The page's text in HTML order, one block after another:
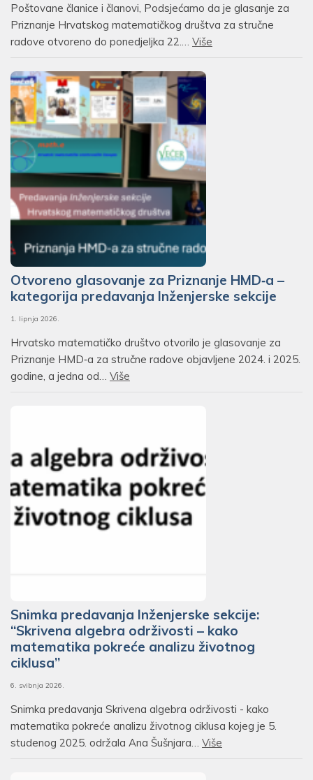
Poštovane članice i članovi, Podsjećamo da je glasanje za
Priznanje Hrvatskog matematičkog društva za stručne
radove otvoreno do ponedjeljka 22.… Više
Otvoreno glasovanje za Priznanje HMD‑a –
kategorija predavanja Inženjerske sekcije
1. lipnja 2026.
Hrvatsko matematičko društvo otvorilo je glasovanje za
Priznanje HMD‑a za stručne radove objavljene 2024. i 2025.
godine, a jedna od… Više
Snimka predavanja Inženjerske sekcije:
“Skrivena algebra održivosti – kako
matematika pokreće analizu životnog
ciklusa”
6. svibnja 2026.
Snimka predavanja Skrivena algebra održivosti - kako
matematika pokreće analizu životnog ciklusa kojeg je 5.
studenog 2025. održala Ana Šušnjara… Više